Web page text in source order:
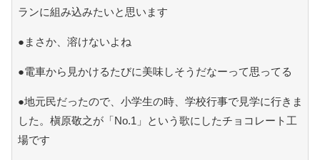
ランに組み込みたいと思います
●まさか、溶けないよね
●電車から見かけるたびに美味しそうだなーって思ってる
●地元民だったので、小学生の時、学校行事で見学に行きま
した。槇原敬之が「No.1」という歌にしたチョコレート工
場です